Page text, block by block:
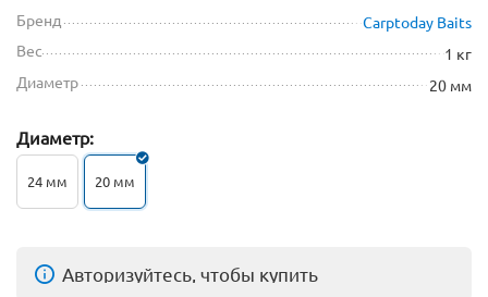
Бренд
Carptoday Baits
Вес
1 кг
Диаметр
20 мм
Диаметр:
24 мм 20 мм
Авторизуйтесь, чтобы купить